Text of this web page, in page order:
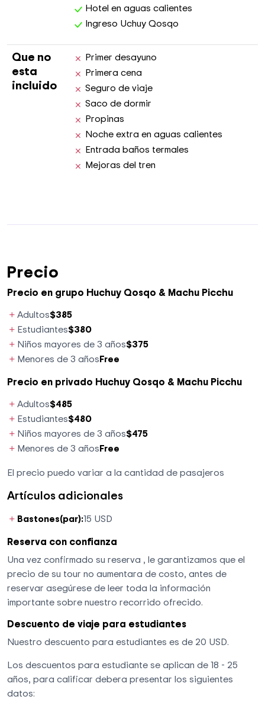
Hotel en aguas calientes
Ingreso Uchuy Qosqo
Que no
esta
incluido
Primer desayuno
Primera cena
Seguro de viaje
Saco de dormir
Propinas
Noche extra en aguas calientes
Entrada baños termales
Mejoras del tren
Precio
Precio en grupo Huchuy Qosqo & Machu Picchu
Adultos$385
Estudiantes$380
Niños mayores de 3 años$375
Menores de 3 añosFree
Precio en privado Huchuy Qosqo & Machu Picchu
Adultos$485
Estudiantes$480
Niños mayores de 3 años$475
Menores de 3 añosFree
El precio puedo variar a la cantidad de pasajeros
Artículos adicionales
Bastones(par):15 USD
Reserva con confianza
Una vez confirmado su reserva , le garantizamos que el
precio de su tour no aumentara de costo, antes de
reservar asegúrese de leer toda la información
importante sobre nuestro recorrido ofrecido.
Descuento de viaje para estudiantes
Nuestro descuento para estudiantes es de 20 USD.
Los descuentos para estudiante se aplican de 18 - 25
años, para calificar debera presentar los siguientes
datos: